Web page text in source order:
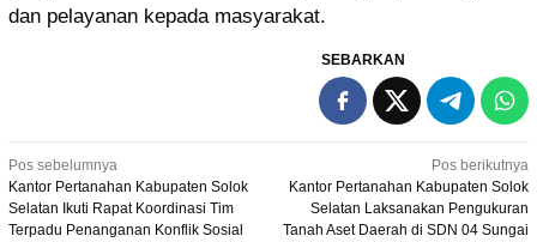
dan pelayanan kepada masyarakat.
SEBARKAN
Navigasi
pos
Pos sebelumnya
Kantor Pertanahan Kabupaten Solok
Selatan Ikuti Rapat Koordinasi Tim
Terpadu Penanganan Konflik Sosial
Pos berikutnya
Kantor Pertanahan Kabupaten Solok
Selatan Laksanakan Pengukuran
Tanah Aset Daerah di SDN 04 Sungai